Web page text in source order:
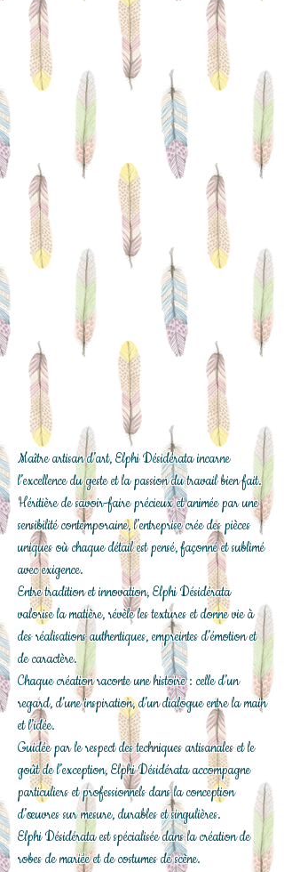
Maître artisan d’art, Elphi Désidérata incarne
l’excellence du geste et la passion du travail bien fait.
Héritière de savoir-faire précieux et animée par une
sensibilité contemporaine, l’entreprise crée des pièces
uniques où chaque détail est pensé, façonné et sublimé
avec exigence.
Entre tradition et innovation, Elphi Désidérata
valorise la matière, révèle les textures et donne vie à
des réalisations authentiques, empreintes d’émotion et
de caractère.
Chaque création raconte une histoire : celle d’un
regard, d’une inspiration, d’un dialogue entre la main
et l’idée.
Guidée par le respect des techniques artisanales et le
goût de l’exception, Elphi Désidérata accompagne
particuliers et professionnels dans la conception
d’œuvres sur mesure, durables et singulières.
Elphi Désidérata est spécialisée dans la création de
robes de mariée et de costumes de scène.